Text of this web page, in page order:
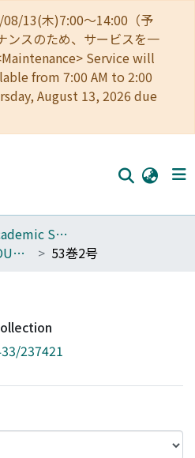
08/13(木)7:00～14:00（予
ンスのため、サービスを一
Service will
from 7:00 AM to 2:00
August 13, 2026 due
007_Related Academic Societies
THE SHIRIN or the JOURNAL OF HISTORY
53巻2号
237421